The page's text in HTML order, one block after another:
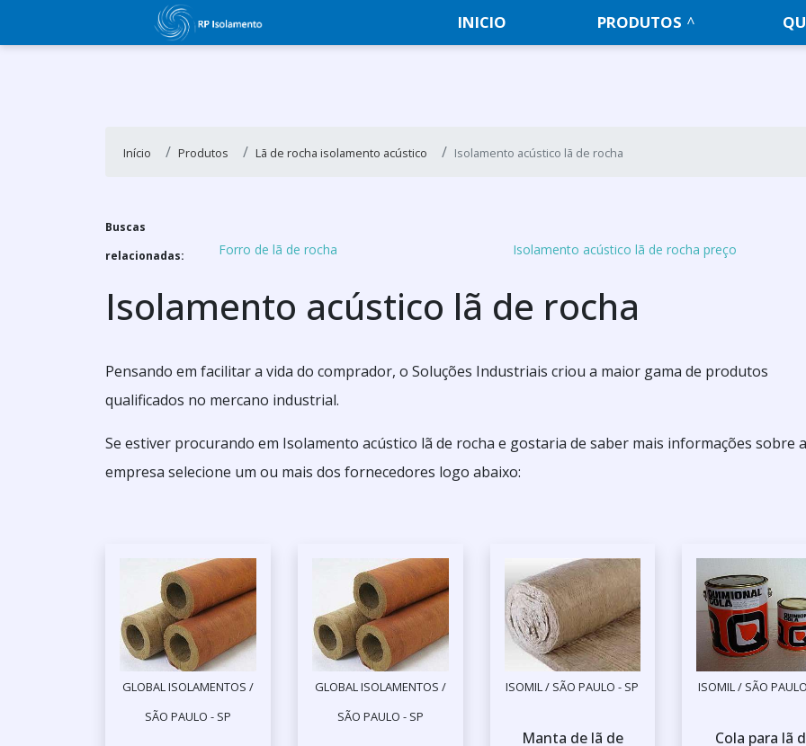
INICIO PRODUTOS
Início Produtos Lã de rocha isolamento acústico Isolamento acústico lã de rocha
Buscas
relacionadas:
Forro de lã de rocha Isolamento acústico lã de rocha preço
Isolamento acústico lã de rocha
Pensando em facilitar a vida do comprador, o Soluções Industriais criou a maior gama de produtos
qualificados no mercano industrial.
Se estiver procurando em Isolamento acústico lã de rocha e gostaria de saber mais informações sobre a
empresa selecione um ou mais dos fornecedores logo abaixo:
GLOBAL ISOLAMENTOS /
SÃO PAULO - SP
GLOBAL ISOLAMENTOS /
SÃO PAULO - SP
ISOMIL / SÃO PAULO - SP
Manta de lã de
ISOMIL / SÃO
Cola para lã